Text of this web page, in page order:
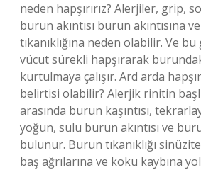
neden hapşırırız? Alerjiler, grip,
burun akıntısı burun akıntısına
tıkanıklığına neden olabilir. Ve
vücut sürekli hapşırarak
kurtulmaya çalışır. Ard arda
belirtisi olabilir? Alerjik rinitin
arasında burun kaşıntısı,
yoğun, sulu burun akıntısı ve
bulunur. Burun tıkanıklığı
baş ağrılarına ve koku kaybına